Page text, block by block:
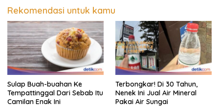
Rekomendasi untuk kamu
Sulap Buah-buahan Ke
Tempattinggal Dari Sebab Itu
Camilan Enak Ini
Terbongkar! Di 30 Tahun,
Nenek Ini Jual Air Mineral
Pakai Air Sungai